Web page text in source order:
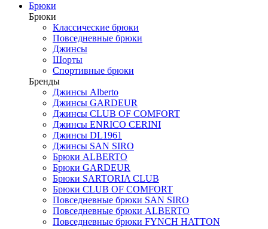
Брюки
Брюки
Классические брюки
Повседневные брюки
Джинсы
Шорты
Спортивные брюки
Бренды
Джинсы Alberto
Джинсы GARDEUR
Джинсы CLUB OF COMFORT
Джинсы ENRICO CERINI
Джинсы DL1961
Джинсы SAN SIRO
Брюки ALBERTO
Брюки GARDEUR
Брюки SARTORIA CLUB
Брюки CLUB OF COMFORT
Повседневные брюки SAN SIRO
Повседневные брюки ALBERTO
Повседневные брюки FYNCH HATTON